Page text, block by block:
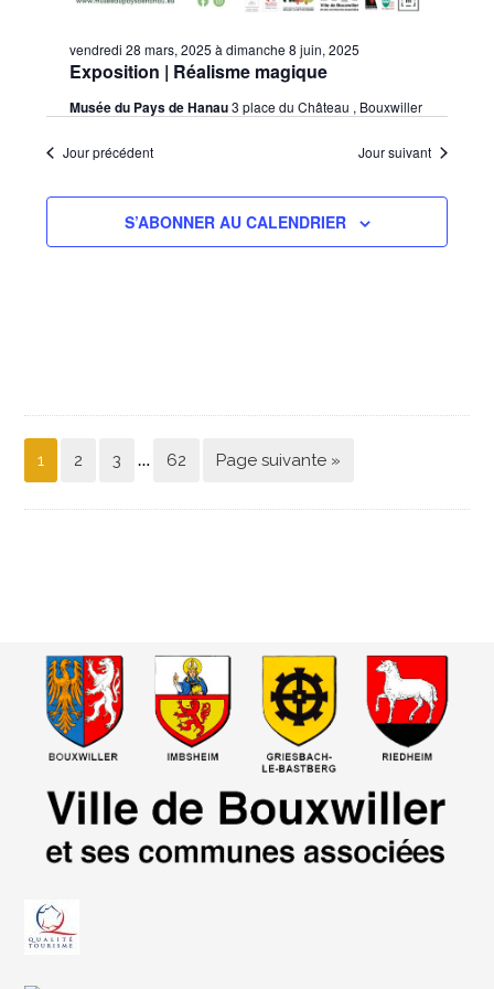
Exposition | Réalisme magique
vendredi 28 mars, 2025 à dimanche 8 juin, 2025
Musée du Pays de Hanau3 place du Château , Bouxwiller
Jour précédent Jour suivant
S’ABONNER AU CALENDRIER
1 2 3 … 62 Page suivante »